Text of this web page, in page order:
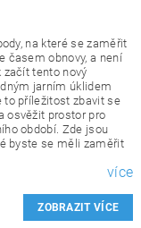
na které se zaměřit
časem obnovy, a není
začít tento nový
jarním úklidem
příležitost zbavit se
osvěžit prostor pro
období. Zde jsou
byste se měli zaměřit
více
ZOBRAZIT VÍCE